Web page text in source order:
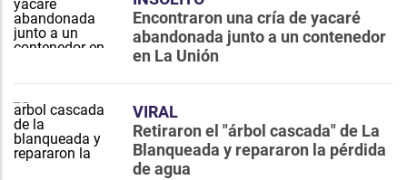
Encontraron una cría de yacaré
abandonada junto a un contenedor
en La Unión
VIRAL
Retiraron el "árbol cascada" de La
Blanqueada y repararon la pérdida
de agua